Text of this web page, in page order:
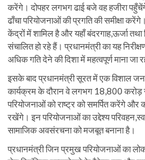
करेंगे। दोपहर लगभग ढाई बजे वह हजीरा
ढाँचा परियोजनाओं की प्रगति की समीक्षा
केंद्रों में शामिल है और यहाँ बंदरगाह,ऊर्जा
संचालित हो रहे हैं। प्रधानमंत्री का यह
अधिक गति देने की दिशा में महत्वपूर्ण माना जा
इसके बाद प्रधानमंत्री सूरत में एक विशाल
कार्यक्रम के दौरान वे लगभग 18,800
परियोजनाओं को राष्ट्र को समर्पित करेंगे
रखेंगे। इन परियोजनाओं का उद्देश्य
सामाजिक अवसंरचना को मजबूत बनाना है।
प्रधानमंत्री जिन प्रमुख परियोजनाओं का